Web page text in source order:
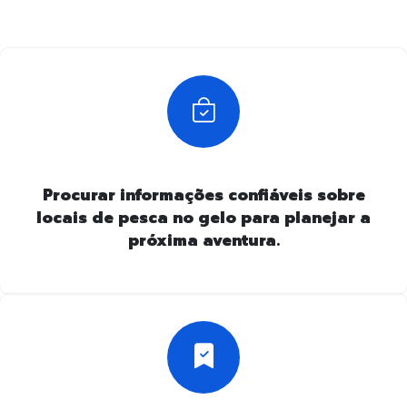
Procurar informações confiáveis sobre
locais de pesca no gelo para planejar a
próxima aventura.